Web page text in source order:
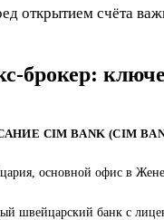
открытием счёта
брокер:
CIM BANK (CIM
основной офис в
швейцарский банк с